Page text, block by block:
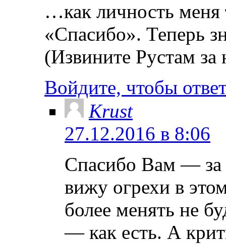
…как личность меня
«Спасибо». Теперь
(Извините Рустам
Войдите, чтобы
Krust
27.12.2016 в 8:06
Спасибо Вам — за
вижу огрехи в
более менять не
— как есть. А